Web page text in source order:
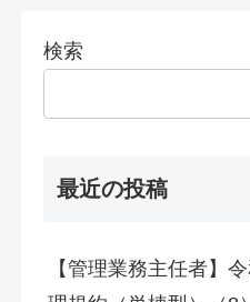
検索
最近の投稿
【管理業務主任者】